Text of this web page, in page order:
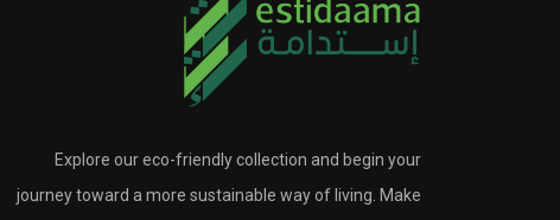
Explore our eco-friendly collection and begin your
journey toward a more sustainable way of living. Make